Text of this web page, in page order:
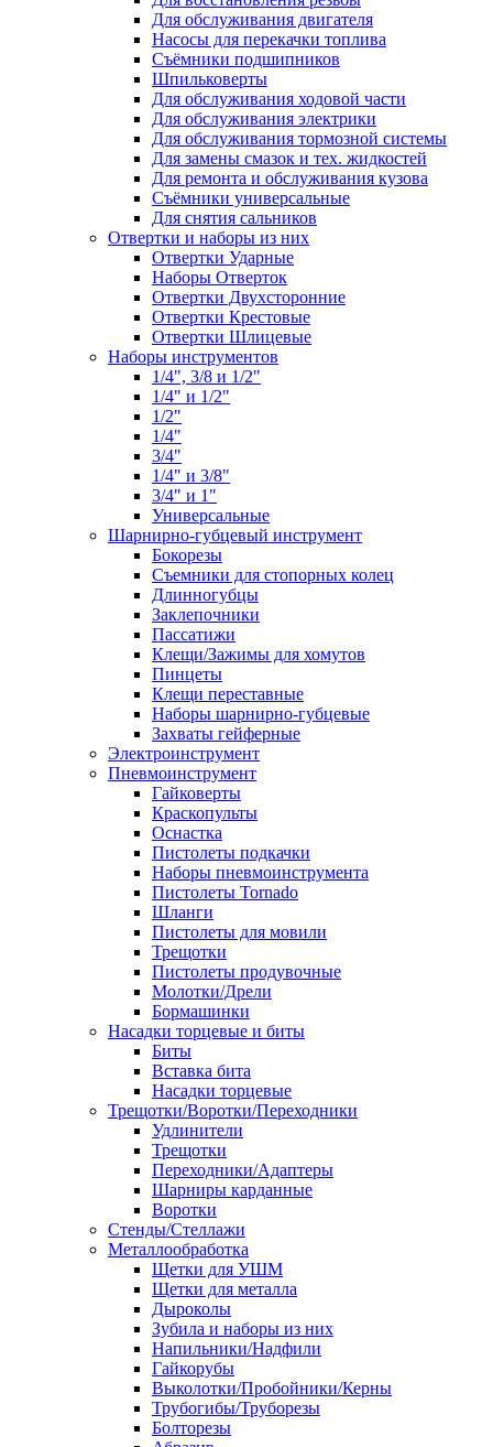
Для обслуживания двигателя
Насосы для перекачки топлива
Съёмники подшипников
Шпильковерты
Для обслуживания ходовой части
Для обслуживания электрики
Для обслуживания тормозной системы
Для замены смазок и тех. жидкостей
Для ремонта и обслуживания кузова
Съёмники универсальные
Для снятия сальников
Отвертки и наборы из них
Отвертки Ударные
Наборы Отверток
Отвертки Двухсторонние
Отвертки Крестовые
Отвертки Шлицевые
Наборы инструментов
1/4", 3/8 и 1/2"
1/4" и 1/2"
1/2"
1/4"
3/4"
1/4" и 3/8"
3/4" и 1"
Универсальные
Шарнирно-губцевый инструмент
Бокорезы
Съемники для стопорных колец
Длинногубцы
Заклепочники
Пассатижи
Клещи/Зажимы для хомутов
Пинцеты
Клещи переставные
Наборы шарнирно-губцевые
Захваты гейферные
Электроинструмент
Пневмоинструмент
Гайковерты
Краскопульты
Оснастка
Пистолеты подкачки
Наборы пневмоинструмента
Пистолеты Tornado
Шланги
Пистолеты для мовили
Трещотки
Пистолеты продувочные
Молотки/Дрели
Бормашинки
Насадки торцевые и биты
Биты
Вставка бита
Насадки торцевые
Трещотки/Воротки/Переходники
Удлинители
Трещотки
Переходники/Адаптеры
Шарниры карданные
Воротки
Стенды/Стеллажи
Металлообработка
Щетки для УШМ
Щетки для металла
Дыроколы
Зубила и наборы из них
Напильники/Надфили
Гайкорубы
Выколотки/Пробойники/Керны
Трубогибы/Труборезы
Болторезы